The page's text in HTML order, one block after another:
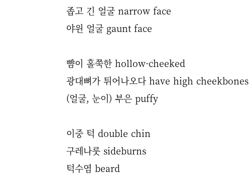
좁고 긴 얼굴 narrow face
야윈 얼굴 gaunt face
뺨이 홀쭉한 hollow-cheeked
광대뼈가 튀어나오다 have high cheekbones
(얼굴, 눈이) 부은 puffy
이중 턱 double chin
구레나룻 sideburns
턱수염 beard